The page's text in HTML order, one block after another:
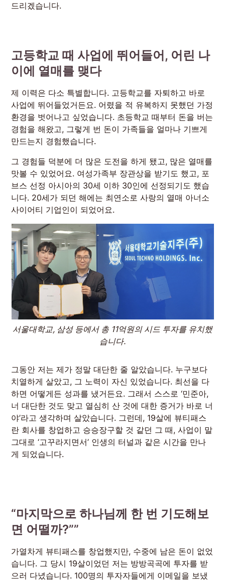
드리겠습니다.
고등학교 때 사업에 뛰어들어, 어린 나
이에 열매를 맺다
제 이력은 다소 특별합니다. 고등학교를 자퇴하고 바로
사업에 뛰어들었거든요. 어렸을 적 유복하지 못했던 가정
환경을 벗어나고 싶었습니다. 초등학교 때부터 돈을 버는
경험을 해왔고, 그렇게 번 돈이 가족들을 얼마나 기쁘게
만드는지 경험했습니다.
그 경험들 덕분에 더 많은 도전을 하게 됐고, 많은 열매를
맛볼 수 있었어요. 여성가족부 장관상을 받기도 했고, 포
브스 선정 아시아의 30세 이하 30인에 선정되기도 했습
니다. 20세가 되던 해에는 최연소로 사랑의 열매 아너소
사이어티 기업인이 되었어요.
서울대학교, 삼성 등에서 총 11억원의 시드 투자를 유치했
습니다.
그동안 저는 제가 정말 대단한 줄 알았습니다. 누구보다
치열하게 살았고, 그 노력이 자신 있었습니다. 최선을 다
하면 어떻게든 성과를 냈거든요. 그래서 스스로 ‘민준아,
너 대단한 것도 맞고 열심히 산 것에 대한 증거가 바로 너
야’라고 생각하며 살았습니다. 그런데, 19살에 뷰티패스
란 회사를 창업하고 승승장구할 것 같던 그 때, 사업이 말
그대로 ‘고꾸라지면서’ 인생의 터널과 같은 시간을 만나
게 되었습니다.
“마지막으로 하나님께 한 번 기도해보
면 어떨까?””
가열차게 뷰티패스를 창업했지만, 수중에 남은 돈이 없었
습니다. 그 당시 19살이었던 저는 방방곡곡에 투자를 받
으러 다녔습니다. 100명의 투자자들에게 이메일을 보냈